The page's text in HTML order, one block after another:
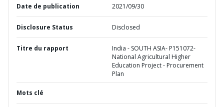
Date de publication 2021/09/30
Disclosure Status Disclosed
Titre du rapport
India - SOUTH ASIA- P151072-
National Agricultural Higher
Education Project - Procurement
Plan
Mots clé